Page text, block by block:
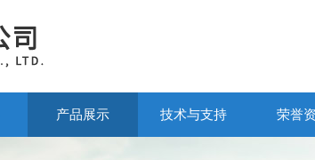
产品展示 技术与支持 荣誉